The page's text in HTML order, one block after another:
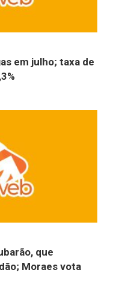
em julho; taxa de
que
Moraes vota